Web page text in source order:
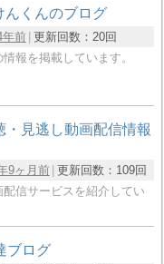
んくんのブログ
年前 更新回数： 20回
報を掲載しています。
・見逃し動画配信情報
9ヶ月前 更新回数： 109回
配信サービスを紹介してい
ブログ